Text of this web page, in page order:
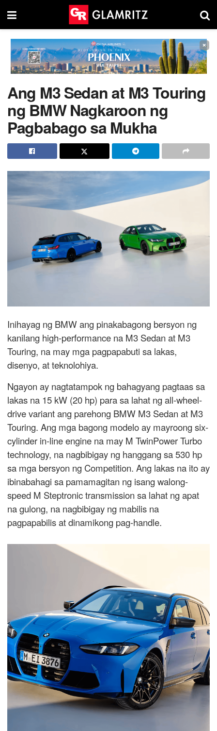
×
Ang M3 Sedan at M3 Touring
ng BMW Nagkaroon ng
Pagbabago sa Mukha
Inihayag ng BMW ang pinakabagong bersyon ng
kanilang high-performance na M3 Sedan at M3
Touring, na may mga pagpapabuti sa lakas,
disenyo, at teknolohiya.
Ngayon ay nagtatampok ng bahagyang pagtaas sa
lakas na 15 kW (20 hp) para sa lahat ng all-wheel-
drive variant ang parehong BMW M3 Sedan at M3
Touring. Ang mga bagong modelo ay mayroong six-
cylinder in-line engine na may M TwinPower Turbo
technology, na nagbibigay ng hanggang sa 530 hp
sa mga bersyon ng Competition. Ang lakas na ito ay
ibinabahagi sa pamamagitan ng isang walong-
speed M Steptronic transmission sa lahat ng apat
na gulong, na nagbibigay ng mabilis na
pagpapabilis at dinamikong pag-handle.